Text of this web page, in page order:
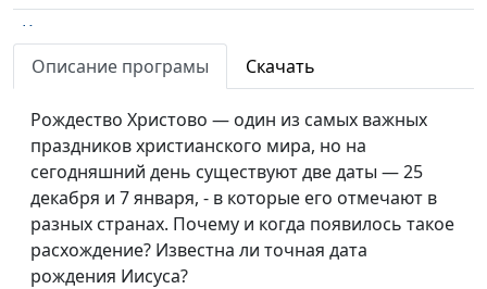
Как узнать волю
Божию?
священнослужитель
тела
священнослужитель
Как помочь сиротам?
Павел Меженин,
священнослужитель
Можно ли жить без
греха?
Павел Меженин,
Описание програмы Скачать
Рождество Христово — один из самых важных
праздников христианского мира, но на
сегодняшний день существуют две даты — 25
декабря и 7 января, - в которые его отмечают в
разных странах. Почему и когда появилось такое
расхождение? Известна ли точная дата
рождения Иисуса?